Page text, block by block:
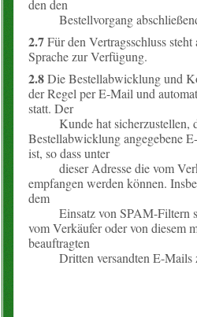
den den
Bestellvorgang
2.7Für den Vertragsschluss
Sprache zur Verfügung.
2.8Die Bestellabwicklung und
der Regel per E-Mail und
statt. Der
Kunde hat sicherzustellen,
Bestellabwicklung angegebene
ist, so dass unter
dieser Adresse die vom
empfangen werden können.
dem
Einsatz von SPAM-Filtern
vom Verkäufer oder von diesem
beauftragten
Dritten versandten E-Mails